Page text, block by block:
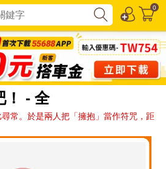
0
！ - 全
常。於是兩人把「擁抱」當作符咒，距